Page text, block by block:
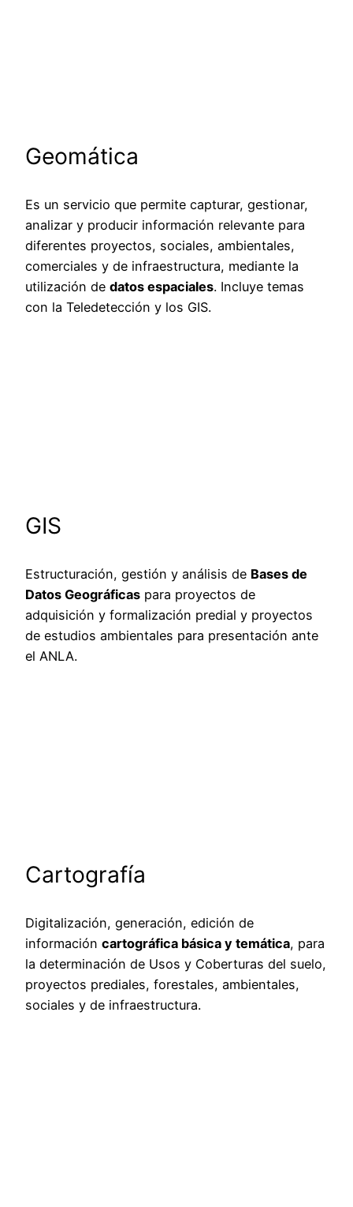
Geomática
Es un servicio que permite capturar, gestionar,
analizar y producir información relevante para
diferentes proyectos, sociales, ambientales,
comerciales y de infraestructura, mediante la
utilización de datos espaciales. Incluye temas
con la Teledetección y los GIS.
GIS
Estructuración, gestión y análisis de Bases de
Datos Geográficas para proyectos de
adquisición y formalización predial y proyectos
de estudios ambientales para presentación ante
el ANLA.
Cartografía
Digitalización, generación, edición de
información cartográfica básica y temática, para
la determinación de Usos y Coberturas del suelo,
proyectos prediales, forestales, ambientales,
sociales y de infraestructura.